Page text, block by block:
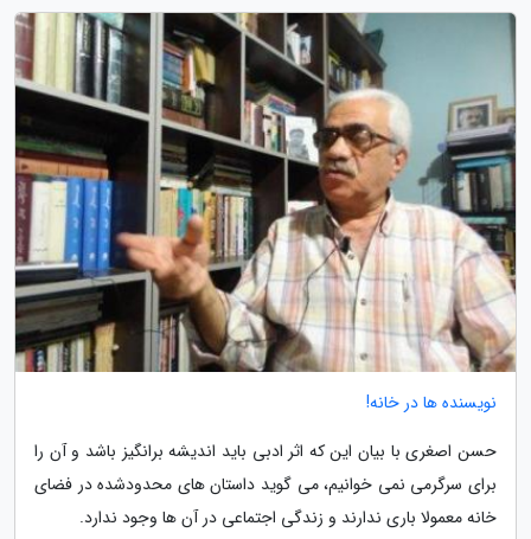
نویسنده ها در خانه!
حسن اصغری با بیان این که اثر ادبی باید اندیشه برانگیز باشد و آن را
برای سرگرمی نمی خوانیم، می گوید داستان های محدودشده در فضای
خانه معمولا باری ندارند و زندگی اجتماعی در آن ها وجود ندارد.